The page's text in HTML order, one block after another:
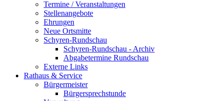
Termine / Veranstaltungen
Stellenangebote
Ehrungen
Neue Ortsmitte
Schyren-Rundschau
Schyren-Rundschau - Archiv
Abgabetermine Rundschau
Externe Links
Rathaus & Service
Bürgermeister
Bürgersprechstunde